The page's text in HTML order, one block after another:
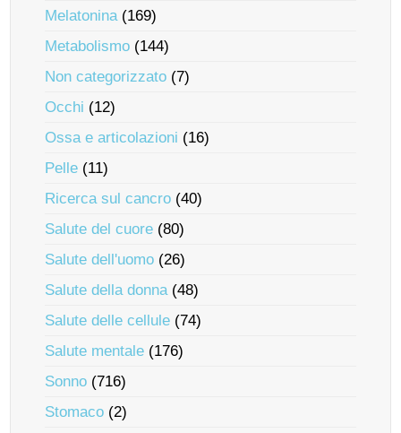
Melatonina(169)
Metabolismo (144)
Non categorizzato (7)
Occhi (12)
Ossa e articolazioni (16)
Pelle (11)
Ricerca sul cancro (40)
Salute del cuore (80)
Salute dell'uomo (26)
Salute della donna(48)
Salute delle cellule (74)
Salute mentale (176)
Sonno (716)
Stomaco (2)